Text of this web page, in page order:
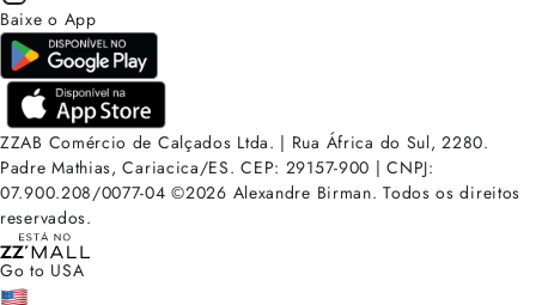
Baixe o App
ZZAB Comércio de Calçados Ltda. | Rua África do Sul, 2280.
Padre Mathias, Cariacica/ES. CEP: 29157-900 | CNPJ:
07.900.208/0077-04 ©2026 Alexandre Birman. Todos os direitos
reservados.
Go to USA